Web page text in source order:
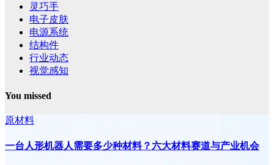
灵巧手
电子皮肤
电源系统
结构件
行业动态
视觉感知
You missed
原材料
一台人形机器人需要多少种材料？六大材料赛道与产业机会